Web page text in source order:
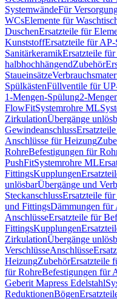
SystemwändeFür
WCsElemente für
DuschenErsatzteile für
KunststoffErsatzteile für
SanitärkeramikErsatzteile
halbhochhängendZubehör
Staueinsätze
SpülkästenFüllventile für
1-Mengen-Spülung2-
FlowFitSystemrohre ML
ZirkulationÜbergänge
Gewindeanschluss
Anschlüsse für Heizung
RohreBefestigungen für
PushFitSystemrohre ML
FittingsKupplungen
unlösbarÜbergänge und
SteckanschlussErsatzteile
und FittingsDämmungen für
AnschlüsseErsatzteile für
FittingsKupplungen
ZirkulationÜbergänge
VerschlüsseAnschlüsse
HeizungZubehörErsatzteile
für RohreBefestigungen für
Geberit Mapress Edelstahl
ReduktionenBögen